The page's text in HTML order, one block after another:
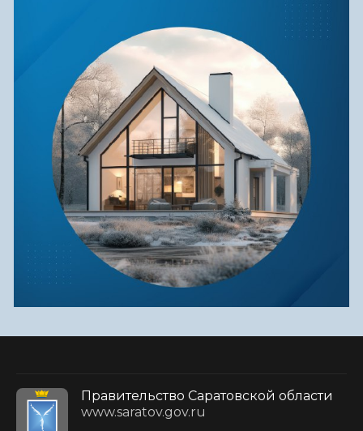
Правительство Саратовской области
www.saratov.gov.ru